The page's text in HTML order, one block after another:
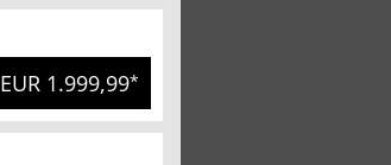
EUR 1.999,99*